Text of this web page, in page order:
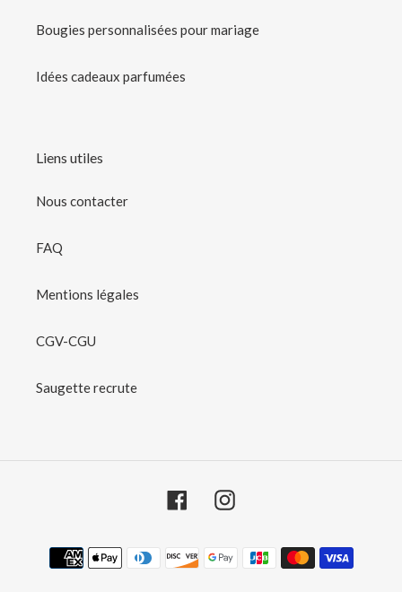
Bougies personnalisées pour mariage
Idées cadeaux parfumées
Liens utiles
Nous contacter
FAQ
Mentions légales
CGV-CGU
Saugette recrute
FacebookInstagram
Moyens de paiement